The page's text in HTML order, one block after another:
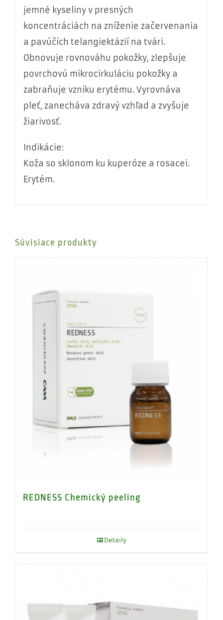
jemné kyseliny v presných
koncentráciách na zníženie začervenania
a pavúčích telangiektázií na tvári.
Obnovuje rovnováhu pokožky, zlepšuje
povrchovú mikrocirkuláciu pokožky a
zabraňuje vzniku erytému. Vyrovnáva
pleť, zanecháva zdravý vzhľad a zvyšuje
žiarivosť.
Indikácie:
Koža so sklonom ku kuperóze a rosacei.
Erytém.
Súvisiace produkty
REDNESS Chemický peeling
Detaily